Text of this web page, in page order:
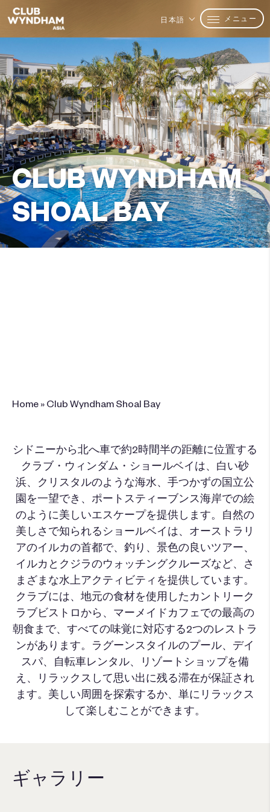
日本語 メニュー
CLUB WYNDHAM
SHOAL BAY
Home » Club Wyndham Shoal Bay
シドニーから北へ車で約2時間半の距離に位置する
クラブ・ウィンダム・ショールベイは、白い砂
浜、クリスタルのような海水、手つかずの国立公
園を一望でき、ポートスティーブンス海岸での絵
のように美しいエスケープを提供します。自然の
美しさで知られるショールベイは、オーストラリ
アのイルカの首都で、釣り、景色の良いツアー、
イルカとクジラのウォッチングクルーズなど、さ
まざまな水上アクティビティを提供しています。
クラブには、地元の食材を使用したカントリーク
ラブビストロから、マーメイドカフェでの最高の
朝食まで、すべての味覚に対応する2つのレストラ
ンがあります。ラグーンスタイルのプール、デイ
スパ、自転車レンタル、リゾートショップを備
え、リラックスして思い出に残る滞在が保証され
ます。美しい周囲を探索するか、単にリラックス
して楽しむことができます。
ギャラリー